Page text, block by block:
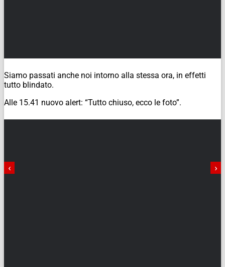
Siamo passati anche noi intorno alla stessa ora, in effetti
tutto blindato.
Alle 15.41 nuovo alert: “Tutto chiuso, ecco le foto”.
‹ ›